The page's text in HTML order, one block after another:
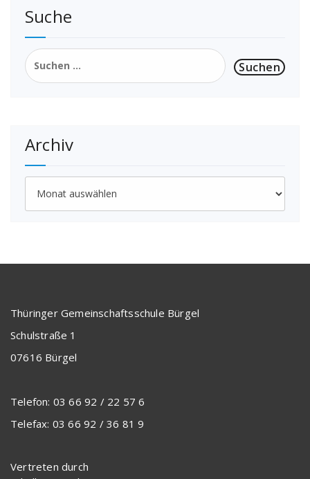
Suche
Suchen
nach:
Archiv
Archiv
Thüringer Gemeinschaftsschule Bürgel
Schulstraße 1
07616 Bürgel
Telefon: 03 66 92 / 22 57 6
Telefax: 03 66 92 / 36 81 9
Vertreten durch